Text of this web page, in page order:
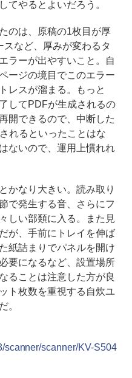
てやるとよいだろう。
のは、原稿の1枚目が厚
スなど、厚みが変わるタ
ラーが出やすいこと。自
ージの境目でこのエラー
レスが溜まる。もっと
してPDFが生成されるの
開できるので、中断した
れるといったことはな
ないので、運用上慣れれ
かなり大きい。読み取り
で発生する音、さらにフ
しい部類に入る。また見
が、手前にトレイを伸ば
紙詰まりでパネルを開け
要になるなど、設置場所
ることは注意した方が良
ト枚数を重視する自炊ユ
。
scanner/scanner/KV-S504